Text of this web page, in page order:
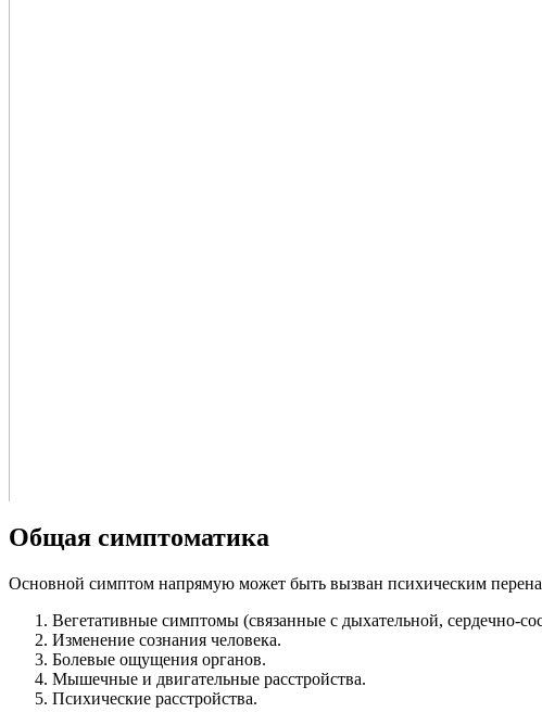
Общая симптоматика
Основной симптом напрямую может быть вызван психическим
Вегетативные симптомы (связанные с дыхательной, сердечно-
Изменение сознания человека.
Болевые ощущения органов.
Мышечные и двигательные расстройства.
Психические расстройства.